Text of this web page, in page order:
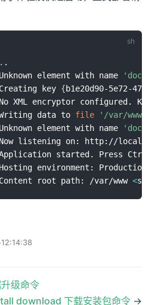
element with name 'doc'
key {b1e20d90-5e72-4717-
XML encryptor configured. Key
data to file
'/var/www/
element with name 'doc'
listening on: http://
started. Press
environment: Production
root path: /var/www <
级命令
download 下载安装包命令 →